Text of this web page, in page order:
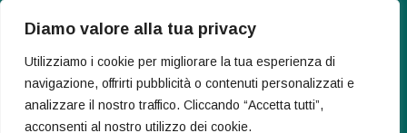
Diamo valore alla tua privacy
Utilizziamo i cookie per migliorare la tua esperienza di
navigazione, offrirti pubblicità o contenuti personalizzati e
analizzare il nostro traffico. Cliccando “Accetta tutti”,
acconsenti al nostro utilizzo dei cookie.
Cookie Policy